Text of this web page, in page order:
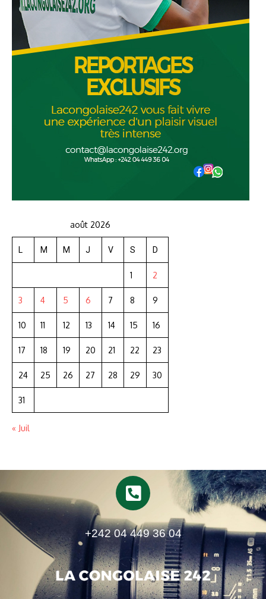
août 2026
L M M J V S D
1 2
3 4 5 6 7 8 9
10 11 12 13 14 15 16
17 18 19 20 21 22 23
24 25 26 27 28 29 30
31
« Juil
+242 04 449 36 04